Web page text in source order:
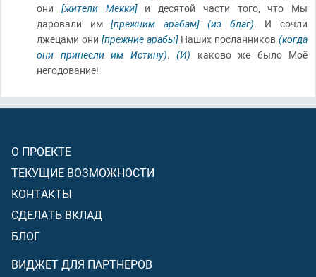
они [жители Мекки]и десятой части того, что Мы
даровали им[прежним арабам] (из благ). И сочли
лжецами они [прежние арабы]Наших посланников(когда
они принесли им Истину). (И) каково же было Моё
негодование!
О ПРОЕКТЕ
ТЕКУЩИЕ ВОЗМОЖНОСТИ
КОНТАКТЫ
СДЕЛАТЬ ВКЛАД
БЛОГ
ВИДЖЕТ ДЛЯ ПАРТНЕРОВ